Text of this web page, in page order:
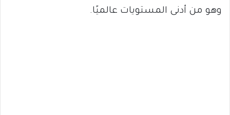
وهو من أدنى المستويات عالميًا.